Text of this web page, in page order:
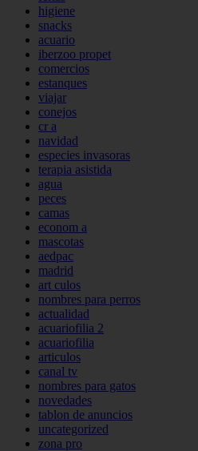
higiene
snacks
acuario
iberzoo propet
comercios
estanques
viajar
conejos
cr a
navidad
especies invasoras
terapia asistida
agua
peces
camas
econom a
mascotas
aedpac
madrid
art culos
nombres para perros
actualidad
acuariofilia 2
acuariofilia
articulos
canal tv
nombres para gatos
novedades
tablon de anuncios
uncategorized
zona pro